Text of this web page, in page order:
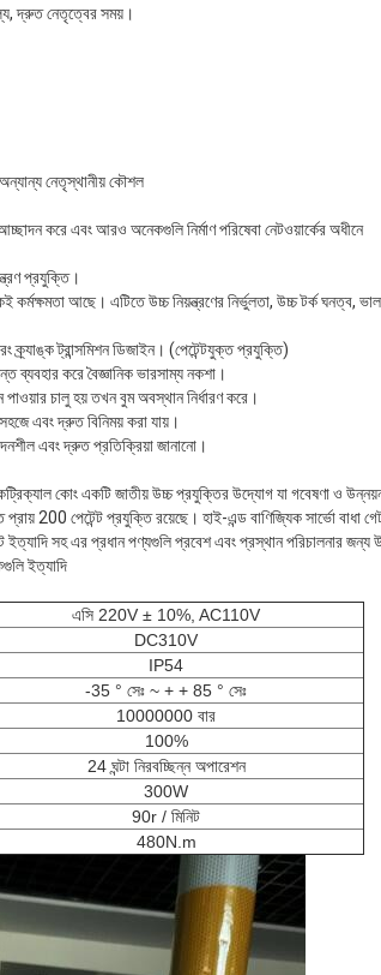
দ্রুত নেতৃত্বের সময়।
নেতৃস্থানীয় কৌশল
করে এবং আরও অনেকগুলি নির্মাণ পরিষেবা নেটওয়ার্কের অধীনে
প্রযুক্তি।
আছে। এটিতে উচ্চ নিয়ন্ত্রণের নির্ভুলতা, উচ্চ টর্ক ঘনত্ব,
ক্র্যাঙ্ক ট্রান্সমিশন ডিজাইন। (পেটেন্টযুক্ত প্রযুক্তি)
ব্যবহার করে বৈজ্ঞানিক ভারসাম্য নকশা।
চালু হয় তখন বুম অবস্থান নির্ধারণ করে।
এবং দ্রুত বিনিময় করা যায়।
এবং দ্রুত প্রতিক্রিয়া জানানো।
কোং একটি জাতীয় উচ্চ প্রযুক্তির উদ্যোগ যা গবেষণা ও
200 পেটেন্ট প্রযুক্তি রয়েছে। হাই-এন্ড বাণিজ্যিক সার্ভো বাধা
ইত্যাদি সহ এর প্রধান পণ্যগুলি প্রবেশ এবং প্রস্থান পরিচালনার
ইত্যাদি
এসি 220V ± 10%, AC110V
DC310V
IP54
-35 ° সেঃ ~ + + 85 ° সেঃ
10000000 বার
100%
24 ঘন্টা নিরবচ্ছিন্ন অপারেশন
300W
90r / মিনিট
480N.m